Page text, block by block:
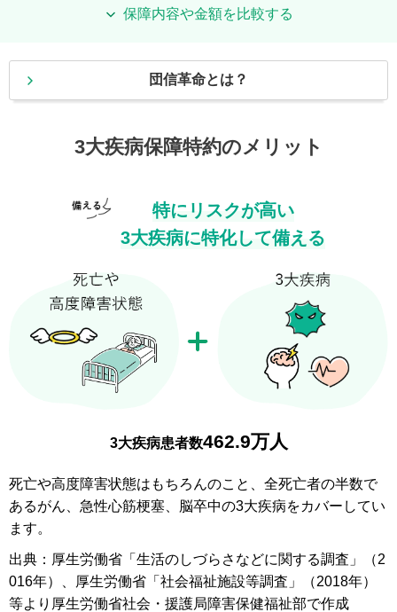
保障内容や金額を比較する
団信革命とは？
3大疾病保障特約のメリット
特にリスクが高い
3大疾病に特化して備える
3大疾病患者数462.9万人
死亡や高度障害状態はもちろんのこと、全死亡者の半数で
あるがん、急性心筋梗塞、脳卒中の3大疾病をカバーしてい
ます。
出典：厚生労働省「生活のしづらさなどに関する調査」（2
016年）、厚生労働省「社会福祉施設等調査」（2018年）
等より厚生労働省社会・援護局障害保健福祉部で作成